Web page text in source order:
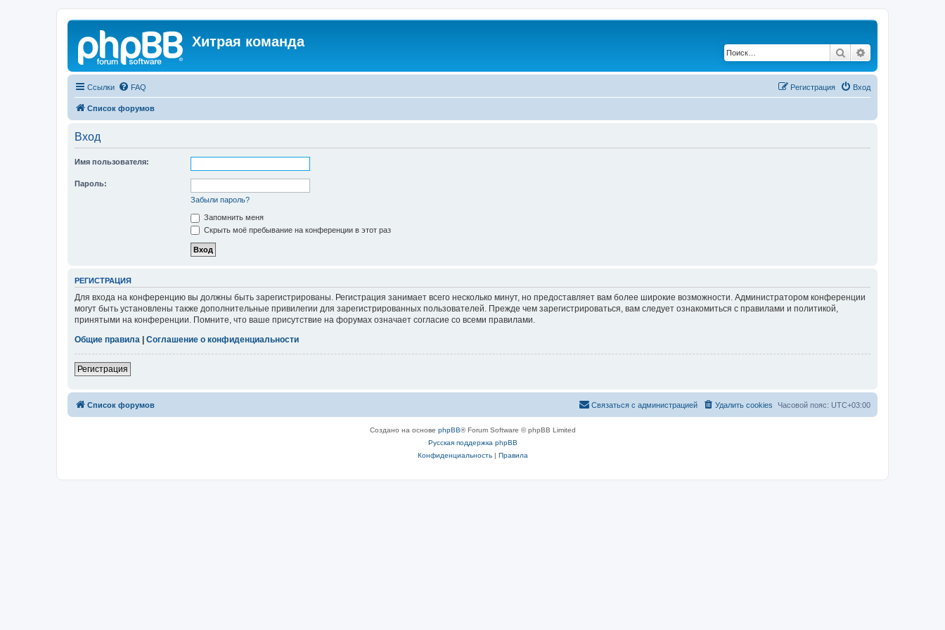
Хитрая команда
Поиск
Ссылки FAQ Вход
Регистрация
Список форумов
Вход
Имя пользователя:
Пароль:
Забыли пароль?
Запомнить меня
Скрыть моё пребывание на конференции в этот раз
РЕГИСТРАЦИЯ
Для входа на конференцию вы должны быть зарегистрированы. Регистрация занимает всего несколько минут, но предоставляет вам более широкие возможности. Администратором конференции
могут быть установлены также дополнительные привилегии для зарегистрированных пользователей. Прежде чем зарегистрироваться, вам следует ознакомиться с правилами и политикой,
принятыми на конференции. Помните, что ваше присутствие на форумах означает согласие со всеми правилами.
Общие правила | Соглашение о конфиденциальности
Регистрация
Список форумов Часовой пояс: UTC+03:00
Удалить cookies
Связаться с администрацией
Создано на основе phpBB® Forum Software © phpBB Limited
Русская поддержка phpBB
Конфиденциальность| Правила